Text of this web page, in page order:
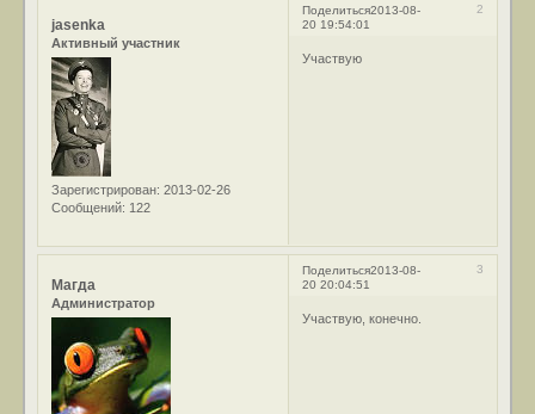
Поделиться 2
2013-08-
20 19:54:01
jasenka
Активный участник
Зарегистрирован: 2013-02-26
Сообщений: 122
Участвую
Поделиться 3
2013-08-
20 20:04:51
Магда
Администратор
Участвую, конечно.